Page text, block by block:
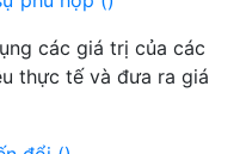
các giá trị của các
thực tế và đưa ra giá